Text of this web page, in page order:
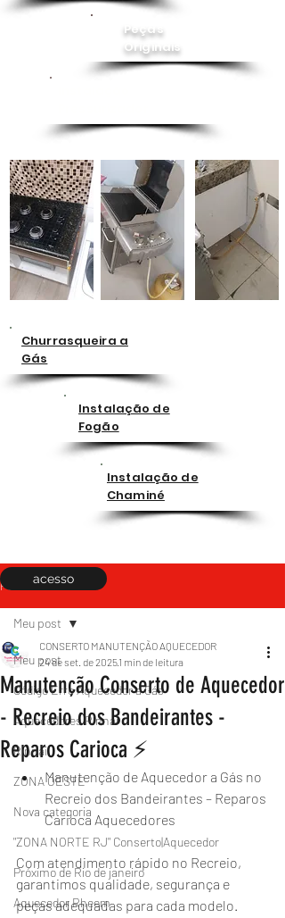
Peças
Originais
Churrasqueira a
Gás
Instalação de
Fogão
Instalação de
Chaminé
Post
Meu post
Código Erro Aquecedor a Gás
Aquecedores Rinnai
Rinnai
ZONA OESTE
Nova categoria
"ZONA NORTE RJ" Conserto|Aquecedor
Próximo de Rio de janeiro
Aquecedor Rheem
Meu post
Manutenção Conserto de Aquecedor
- Recreio dos Bandeirantes -
Reparos Carioca ⚡
CONSERTO MANUTENÇÃO AQUECEDOR
24 de set. de 20251 min de leitura
Manutenção de Aquecedor a Gás no
Recreio dos Bandeirantes – Reparos
Carioca Aquecedores
Com atendimento rápido no Recreio,
garantimos qualidade, segurança e
peças adequadas para cada modelo.
acesso